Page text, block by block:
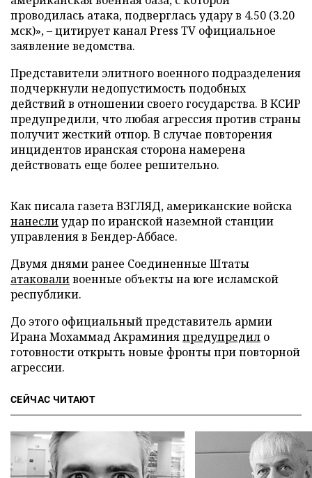
проводилась атака, подверглась удару в 4.50 (3.20
мск)», – цитирует канал Press TV официальное
заявление ведомства.
Представители элитного военного подразделения
подчеркнули недопустимость подобных
действий в отношении своего государства. В КСИР
предупредили, что любая агрессия против страны
получит жесткий отпор. В случае повторения
инцидентов иранская сторона намерена
действовать еще более решительно.
Как писала газета ВЗГЛЯД, американские войска
нанеслиудар по иранской наземной станции
управления в Бендер-Аббасе.
Двумя днями ранее Соединенные Штаты
атаковаливоенные объекты на юге исламской
республики.
До этого официальный представитель армии
Ирана Мохаммад Акраминияпредупредил о
готовности открыть новые фронты при повторной
агрессии.
СЕЙЧАС ЧИТАЮТ